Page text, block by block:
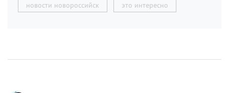
новости новороссийск это интересно